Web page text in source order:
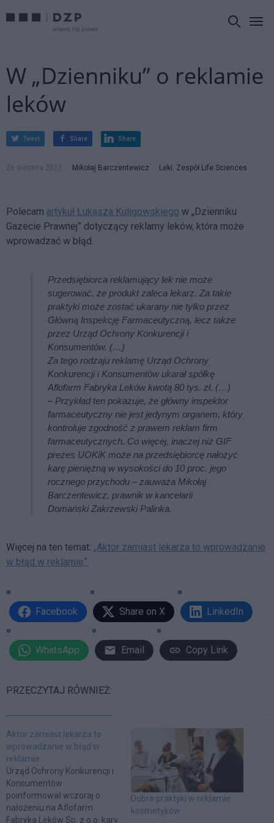
W „Dzienniku” o reklamie
leków
Tweet Share Share
26 sierpnia 2011 Mikołaj Barczentewicz Leki, Zespół Life Sciences
Polecam artykuł Łukasza Kuligowskiego w „Dzienniku
Gazecie Prawnej” dotyczący reklamy leków, która może
wprowadzać w błąd.
Przedsiębiorca reklamujący lek nie może
sugerować, że produkt zaleca lekarz. Za takie
praktyki może zostać ukarany nie tylko przez
Główną Inspekcję Farmaceutyczną, lecz także
przez Urząd Ochrony Konkurencji i
Konsumentów. (…)
Za tego rodzaju reklamę Urząd Ochrony
Konkurencji i Konsumentów ukarał spółkę
Aflofarm Fabryka Leków kwotą 80 tys. zł. (…)
– Przykład ten pokazuje, że główny inspektor
farmaceutyczny nie jest jedynym organem, który
kontroluje zgodność z prawem reklam firm
farmaceutycznych. Co więcej, inaczej niż GIF
prezes UOKiK może na przedsiębiorcę nałożyć
karę pieniężną w wysokości do 10 proc. jego
rocznego przychodu – zauważa Mikołaj
Barczentewicz, prawnik w kancelarii
Domański Zakrzewski Palinka.
Więcej na ten temat: „Aktor zamiast lekarza to wprowadzanie
w błąd w reklamie”.
Facebook Share on X LinkedIn
WhatsApp Email Copy Link
PRZECZYTAJ RÓWNIEŻ:
Aktor zamiast lekarza to
wprowadzanie w błąd w
reklamie
Urząd Ochrony Konkurencji i
Konsumentów
poinformował wczoraj o
nałożeniu na Aflofarm
Fabryka Leków Sp. z o.o. kary
Dobre praktyki w reklamie
kosmetyków